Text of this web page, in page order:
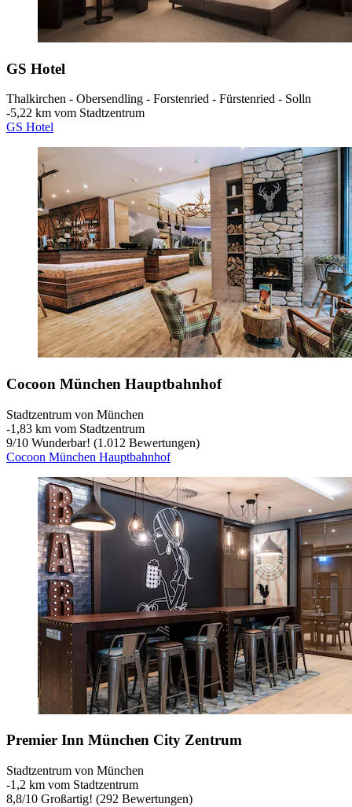
GS Hotel
Thalkirchen - Obersendling - Forstenried - Fürstenried - Solln
‐5,22 km vom Stadtzentrum
GS Hotel
Cocoon München Hauptbahnhof
Stadtzentrum von München
‐1,83 km vom Stadtzentrum
9/10 Wunderbar! (1.012 Bewertungen)
Cocoon München Hauptbahnhof
Premier Inn München City Zentrum
Stadtzentrum von München
‐1,2 km vom Stadtzentrum
8,8/10 Großartig! (292 Bewertungen)